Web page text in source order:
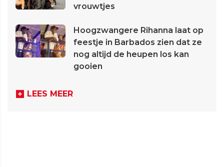
vrouwtjes
Hoogzwangere Rihanna laat op
feestje in Barbados zien dat ze
nog altijd de heupen los kan
gooien
LEES MEER